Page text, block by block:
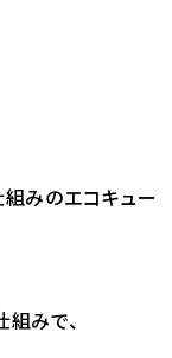
みのエコキュー
みで、